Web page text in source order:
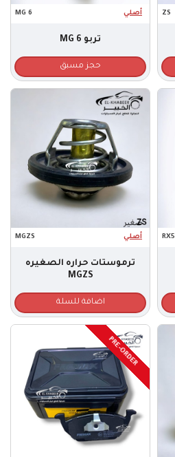
ZS أصلي MG 6
تربو MG 6
حجز مسبق
RX5 أصلي MGZS
ترموستات حراره الصغيره
MGZS
اضافة للسلة
PRE-ORDER